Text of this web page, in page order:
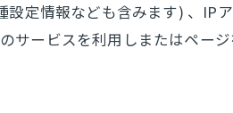
定情報なども含みます) 、IP
サービスを利用しまたはペー